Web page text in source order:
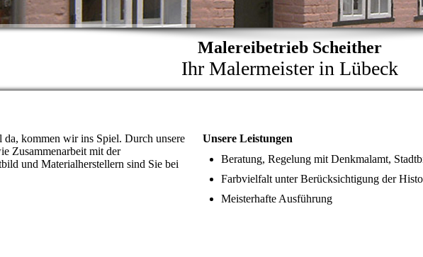
Malereibetrieb Scheither
Ihr Malermeister in Lübeck
da, kommen wir ins Spiel. Durch unsere
Zusammenarbeit mit der
und Materialherstellern sind Sie bei
Unsere Leistungen
Beratung, Regelung mit Denkmalamt,
Farbvielfalt unter Berücksichtigung der
Meisterhafte Ausführung